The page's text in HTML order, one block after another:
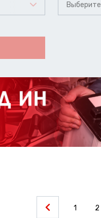
Выберите
1 2